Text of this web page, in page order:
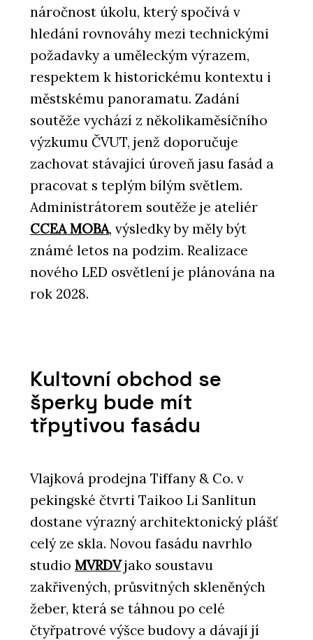
náročnost úkolu, který spočívá v
hledání rovnováhy mezi technickými
požadavky a uměleckým výrazem,
respektem k historickému kontextu i
městskému panoramatu. Zadání
soutěže vychází z několikaměsíčního
výzkumu ČVUT, jenž doporučuje
zachovat stávající úroveň jasu fasád a
pracovat s teplým bílým světlem.
Administrátorem soutěže je ateliér
CCEA MOBA, výsledky by měly být
známé letos na podzim. Realizace
nového LED osvětlení je plánována na
rok 2028.
Kultovní obchod se
šperky bude mít
třpytivou fasádu
Vlajková prodejna Tiffany & Co. v
pekingské čtvrti Taikoo Li Sanlitun
dostane výrazný architektonický plášť
celý ze skla. Novou fasádu navrhlo
studio MVRDVjako soustavu
zakřivených, průsvitných skleněných
žeber, která se táhnou po celé
čtyřpatrové výšce budovy a dávají jí